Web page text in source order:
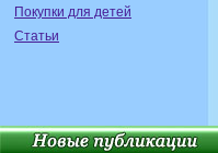
Покупки для детей
Статьи